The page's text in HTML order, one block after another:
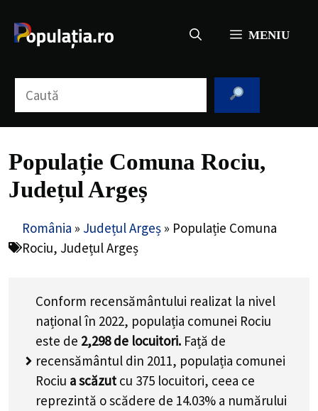
conținut
MENIU
Populație Comuna Rociu,
Județul Argeș
România » Județul Argeș » Populație Comuna
Rociu, Județul Argeș
Conform recensământului realizat la nivel
național în 2022, populația comunei Rociu
este de 2,298de locuitori. Față de
recensământul din 2011, populația comunei
Rociu a scăzut cu 375 locuitori, ceea ce
reprezintă o scădere de 14.03% a numărului